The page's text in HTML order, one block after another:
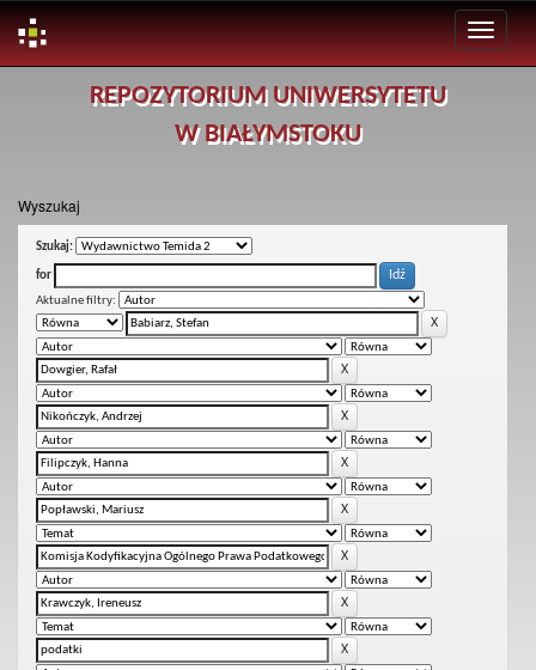
REPOZYTORIUM UNIWERSYTETU
W BIAŁYMSTOKU
Wyszukaj
Szukaj:
for
Aktualne filtry: